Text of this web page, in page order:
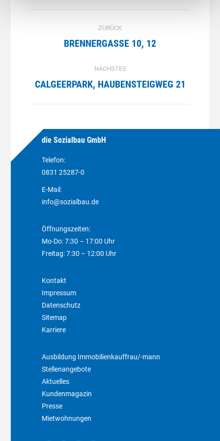
ZURÜCK
Previous
BRENNERGASSE 10, 12
NÄCHSTES
Next
CALGEERPARK, HAUBENSTEIGWEG 21
die Sozialbau GmbH
Telefon:
0831 25287-0
E-Mail:
info@sozialbau.de
Öffnungszeiten:
Mo-Do: 7:30 – 17:00 Uhr
Freitag: 7:30 – 12:00 Uhr
Kontakt
Impressum
Datenschutz
Sitemap
Karriere
Ausbildung Immobilienkauffrau/-mann
Stellenangebote
Aktuelles
Kundenmagazin
Presse
Mietwohnungen